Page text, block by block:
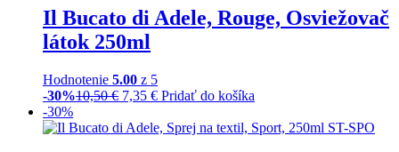
Il Bucato di Adele, Rouge, Osviežovač
látok 250ml
Hodnotenie 5.00 z 5
-30%10,50€ 7,35 € Pridať do košíka
-30%